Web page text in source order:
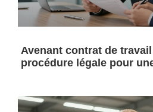
Avenant contrat de
procédure légale pour